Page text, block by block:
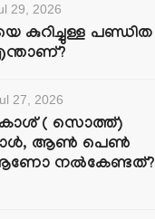
29, 2026
കുറിച്ചുള്ള പണ്ഡിത
27, 2026
കാശ് ( സൊത്ത്)
ആണ്‍ പെണ്‍
ആണോ നല്‍കേണ്ടത്?